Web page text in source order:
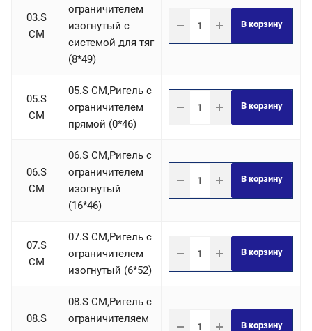
03.S
СM
ограничителем
изогнутый с
системой для тяг
(8*49)
В корзину
05.S
СM
05.S СM,Ригель c
ограничителем
прямой (0*46)
В корзину
06.S
СM
06.S СM,Ригель c
ограничителем
изогнутый
(16*46)
В корзину
07.S
СM
07.S СM,Ригель c
ограничителем
изогнутый (6*52)
В корзину
08.S
08.S СM,Ригель c
ограничителяем
В корзину